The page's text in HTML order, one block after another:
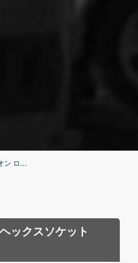
スナップオン ロングヘックスソケット FABLM4E/5E/6E
ックスソケット